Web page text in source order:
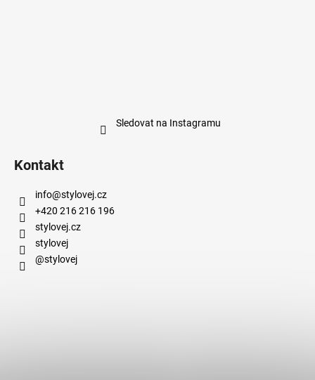
Sledovat na Instagramu
Kontakt
info@stylovej.cz
+420 216 216 196
stylovej.cz
stylovej
@stylovej